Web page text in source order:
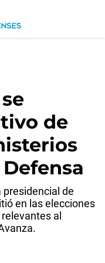
de
de
en las elecciones
al